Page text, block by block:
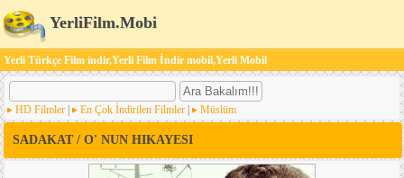
YerliFilm.Mobi
Yerli Türkçe Film indir,Yerli Film İndir mobil,Yerli Mobil
HD Filmler En Çok İndirilen Filmler Müslüm
SADAKAT / O' NUN HIKAYESI